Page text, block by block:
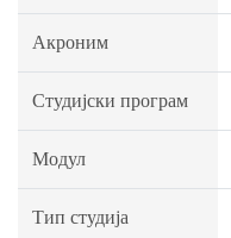
Акроним
Студијски програм
Модул
Тип студија